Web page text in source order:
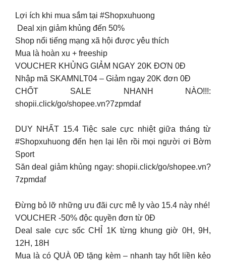
Lợi ích khi mua sắm tại #Shopxuhuong
️ Deal xịn giảm khủng đến 50%
Shop nổi tiếng mạng xã hội được yêu thích
Mua là hoàn xu + freeship
️VOUCHER KHỦNG GIẢM NGAY 20K ĐƠN 0Đ️
Nhập mã SKAMNLT04 – Giảm ngay 20K đơn 0Đ
CHỐT SALE NHANH NÀO!!!:
shopii.click/go/shopee.vn?7zpmdaf
DUY NHẤT 15.4 Tiệc sale cực nhiệt giữa tháng từ
#Shopxuhuong đến hẹn lại lên rồi mọi người ơi Bờm
Sport
Săn deal giảm khủng ngay: shopii.click/go/shopee.vn?
7zpmdaf
Đừng bỏ lỡ những ưu đãi cực mê ly vào 15.4 này nhé!
VOUCHER -50% độc quyền đơn từ 0Đ
Deal sale cực sốc CHỈ 1K từng khung giờ 0H, 9H,
12H, 18H
Mua là có QUÀ 0Đ tặng kèm – nhanh tay hốt liền kẻo